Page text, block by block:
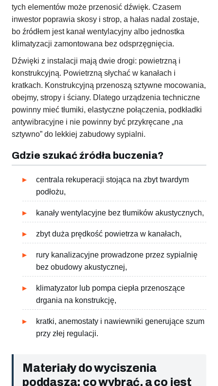
tych elementów może przenosić dźwięk. Czasem
inwestor poprawia skosy i strop, a hałas nadal zostaje,
bo źródłem jest kanał wentylacyjny albo jednostka
klimatyzacji zamontowana bez odsprzęgnięcia.
Dźwięki z instalacji mają dwie drogi: powietrzną i
konstrukcyjną. Powietrzną słychać w kanałach i
kratkach. Konstrukcyjną przenoszą sztywne mocowania,
obejmy, stropy i ściany. Dlatego urządzenia techniczne
powinny mieć tłumiki, elastyczne połączenia, podkładki
antywibracyjne i nie powinny być przykręcane „na
sztywno” do lekkiej zabudowy sypialni.
Gdzie szukać źródła buczenia?
centrala rekuperacji stojąca na zbyt twardym
podłożu,
kanały wentylacyjne bez tłumików akustycznych,
zbyt duża prędkość powietrza w kanałach,
rury kanalizacyjne prowadzone przez sypialnię
bez obudowy akustycznej,
klimatyzator lub pompa ciepła przenoszące
drgania na konstrukcję,
kratki, anemostaty i nawiewniki generujące szum
przy złej regulacji.
Materiały do wyciszenia
poddasza: co wybrać, a co jest